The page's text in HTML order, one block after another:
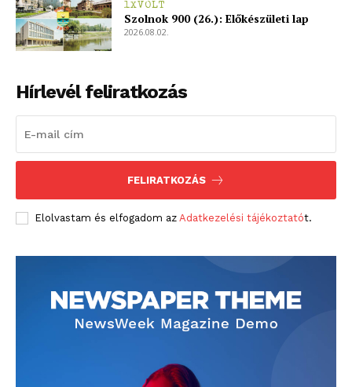
blogSZOLNOK
1XVOLT
Szolnok 900 (26.): Előkészületi lap
2026.08.02.
Hírlevél feliratkozás
FELIRATKOZÁS
Elolvastam és elfogadom az Adatkezelési tájékoztatót.